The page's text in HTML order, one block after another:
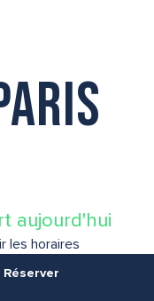
aujourd'hui
les horaires
Réserver